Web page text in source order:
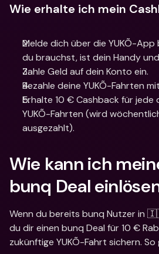
Wie erhalte ich mein
Melde dich über die YUKÕ-App
du brauchst, ist dein Handy
Zahle Geld auf dein Konto ein.
Bezahle deine YUKÕ-Fahrten
Erhalte 10 € Cashback für
YUKÕ-Fahrten (wird
ausgezahlt).
Wie kann ich
bunq Deal
Wenn du bereits bunq Nutzer in
du dir einen bunq Deal für 10 €
zukünftige YUKÕ-Fahrt sichern. So